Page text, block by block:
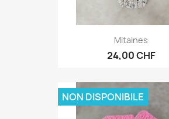
Mitaines
24,00 CHF
NON DISPONIBILE